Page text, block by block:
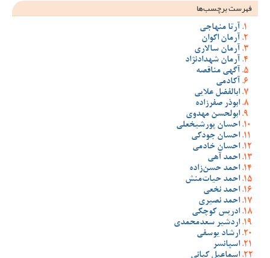
فهرست برچسب‌ها
آرتا منهاجی
آرمان اکوان
آرمان سالاری
آرمان شهدادنژاد
آگهی مناقصه
آکادمی
ابالفضل علایی
ابوذر صفرزاده
ابولحسن مهدوی
احسان پورشیخعلی
احسان جودکی
احسان خادمی
احمد آهی
احمد حسن‌زاده
احمد حیات‌منش
احمد نخعی
احمد نصیری
ادریس کوچکی
اردشیر سعدمحمدی
ارشاد یوسفی
اسپانسر
اسماعیل کیانی